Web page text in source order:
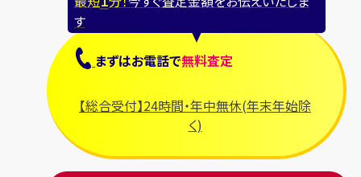
す
まずはお電話で無料査定
【総合受付】24時間・年中無休(年末年始除
く)